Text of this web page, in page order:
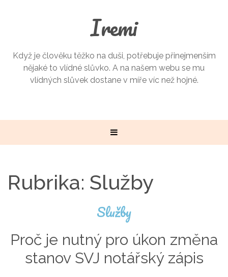
Iremi
Když je člověku těžko na duši, potřebuje přinejmenším
nějaké to vlídné slůvko. A na našem webu se mu
vlídných slůvek dostane v míře víc než hojné.
Rubrika: Služby
Služby
Proč je nutný pro úkon změna
stanov SVJ notářský zápis